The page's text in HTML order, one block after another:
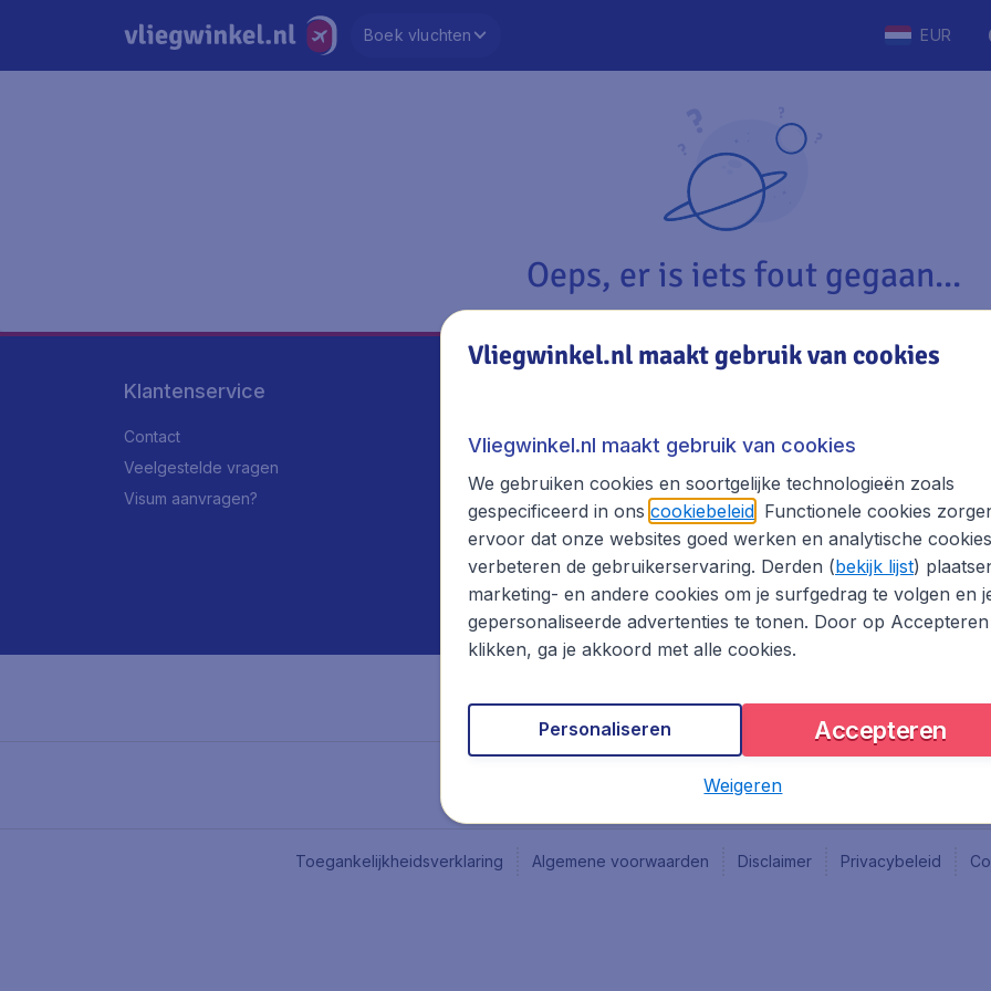
Boek vluchten EUR
Oeps, er is iets fout gegaan...
Klantenservice
Contact
Veelgestelde vragen
Visum aanvragen?
Over Vliegwinkel.nl
Reisgids
Toegankelijkheidsverklaring Algemene voorwaarden Disclaimer Privacybeleid
Vliegwinkel.nl maakt gebruik van cookies
Vliegwinkel.nl maakt gebruik van cookies
We gebruiken cookies en soortgelijke technologieën zoals
gespecificeerd in ons cookiebeleid. Functionele cookies
ervoor dat onze websites goed werken en analytische cookies
verbeteren de gebruikerservaring. Derden (bekijk lijst)
marketing- en andere cookies om je surfgedrag te volgen en
gepersonaliseerde advertenties te tonen. Door op
klikken, ga je akkoord met alle cookies.
Accepteren
Personaliseren
Weigeren